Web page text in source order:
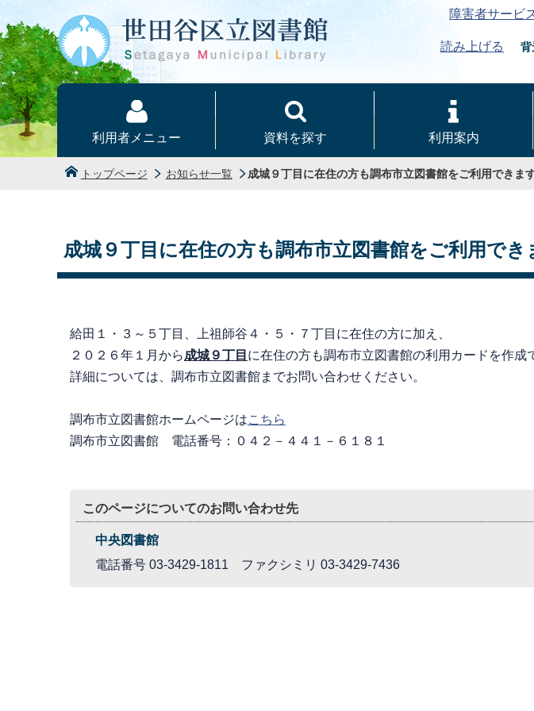
本文へ
障害者サービ
読み上げる 背
利用者メニュー 資料を探す 利用案内
トップページ お知らせ一覧 成城９丁目に在住の方も調布市立図書館をご利用できま
成城９丁目に在住の方も調布市立図書館をご利用でき
給田１・３～５丁目、上祖師谷４・５・７丁目に在住の方に加え、
２０２６年１月から成城９丁目 に在住の方も調布市立図書館の利用カードを作成
詳細については、調布市立図書館までお問い合わせください。
調布市立図書館ホームページはこちら
調布市立図書館 電話番号：０４２－４４１－６１８１
このページについてのお問い合わせ先
中央図書館
電話番号 03-3429-1811 ファクシミリ 03-3429-7436